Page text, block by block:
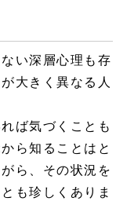
い深層心理も存
大きく異なる人
ば気づくことも
ら知ることはと
ら、その状況を
も珍しくありま